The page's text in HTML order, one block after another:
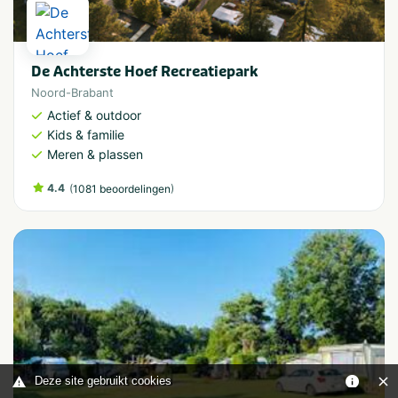
Deze site gebruikt cookies
De Achterste Hoef Recreatiepark
Noord-Brabant
Actief & outdoor
Kids & familie
Meren & plassen
4.4 (1081 beoordelingen)